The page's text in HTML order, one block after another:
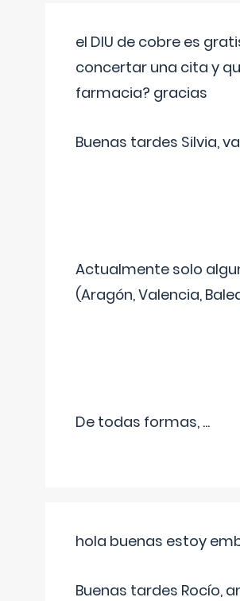
el DIU de cobre es
concertar una cita y
farmacia? gracias
Buenas tardes Silvia,
Actualmente solo
(Aragón, Valencia,
De todas formas, ...
hola buenas estoy
Buenas tardes Rocío,